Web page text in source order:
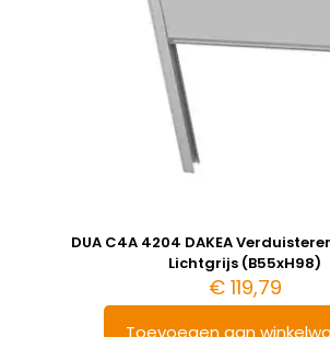
DUA C4A 4204 DAKEA
Lichtgrijs (B55xH98)
€119,79
Toevoegen aan